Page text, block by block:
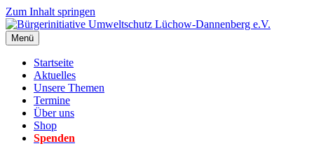
Zum Inhalt springen
Menü
Startseite
Aktuelles
Unsere Themen
Termine
Über uns
Shop
Spenden